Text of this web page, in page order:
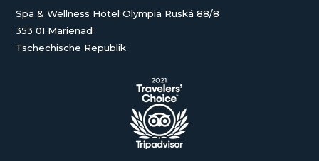
Spa & Wellness Hotel Olympia Ruská 88/8
353 01 Marienad
Tschechische Republik